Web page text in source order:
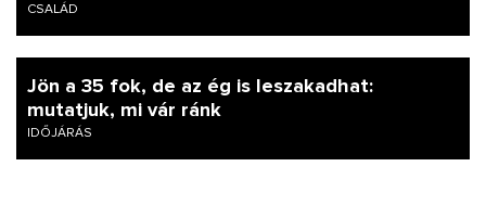
CSALÁD
Jön a 35 fok, de az ég is leszakadhat:
mutatjuk, mi vár ránk
IDŐJÁRÁS